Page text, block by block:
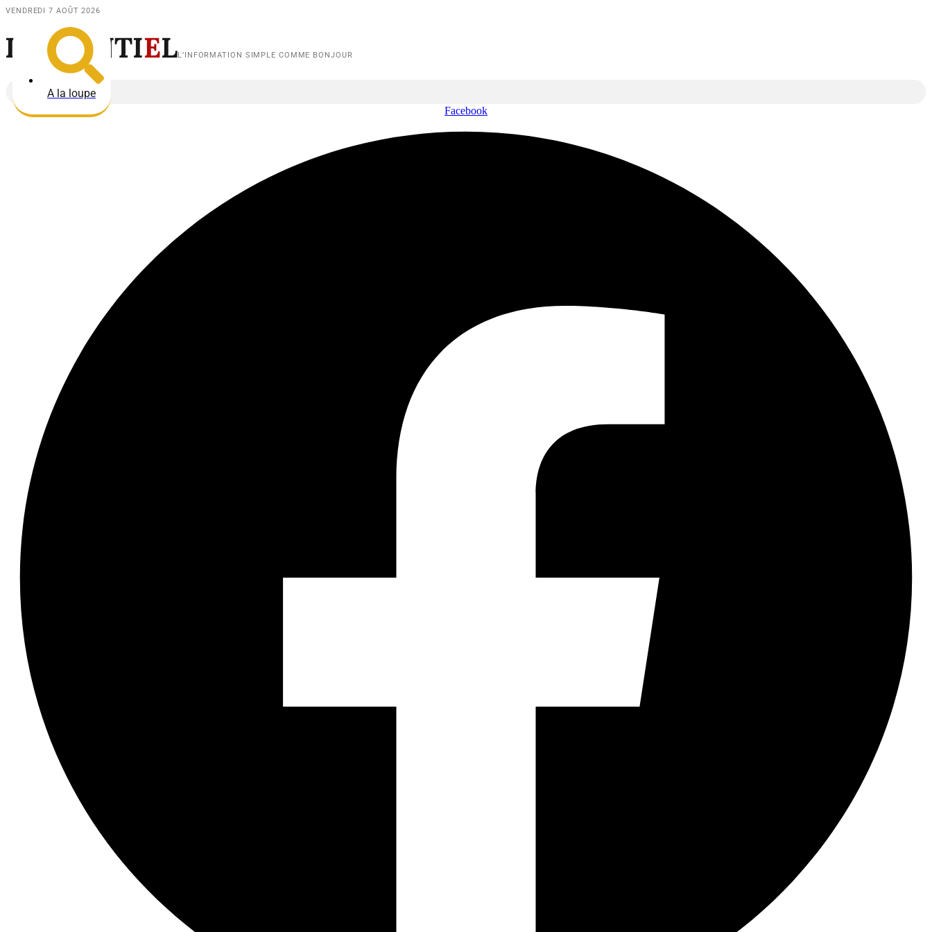
VENDREDI 7 AOÛT 2026
L’ SSENTIELL’INFORMATION SIMPLE COMME BONJOUR
Facebook
A la loupe